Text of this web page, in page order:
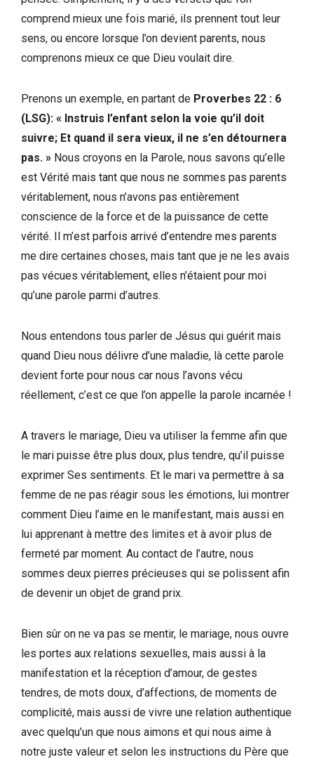
comprend mieux une fois marié, ils prennent tout leur
sens, ou encore lorsque l’on devient parents, nous
comprenons mieux ce que Dieu voulait dire.
Prenons un exemple, en partant de Proverbes 22 : 6
(LSG): « Instruis l’enfant selon la voie qu’il doit
suivre; Et quand il sera vieux, il ne s’en détournera
pas. » Nous croyons en la Parole, nous savons qu’elle
est Vérité mais tant que nous ne sommes pas parents
véritablement, nous n’avons pas entièrement
conscience de la force et de la puissance de cette
vérité. Il m’est parfois arrivé d’entendre mes parents
me dire certaines choses, mais tant que je ne les avais
pas vécues véritablement, elles n’étaient pour moi
qu’une parole parmi d’autres.
Nous entendons tous parler de Jésus qui guérit mais
quand Dieu nous délivre d’une maladie, là cette parole
devient forte pour nous car nous l’avons vécu
réellement, c’est ce que l’on appelle la parole incarnée !
A travers le mariage, Dieu va utiliser la femme afin que
le mari puisse être plus doux, plus tendre, qu’il puisse
exprimer Ses sentiments. Et le mari va permettre à sa
femme de ne pas réagir sous les émotions, lui montrer
comment Dieu l’aime en le manifestant, mais aussi en
lui apprenant à mettre des limites et à avoir plus de
fermeté par moment. Au contact de l’autre, nous
sommes deux pierres précieuses qui se polissent afin
de devenir un objet de grand prix.
Bien sûr on ne va pas se mentir, le mariage, nous ouvre
les portes aux relations sexuelles, mais aussi à la
manifestation et la réception d’amour, de gestes
tendres, de mots doux, d’affections, de moments de
complicité, mais aussi de vivre une relation authentique
avec quelqu’un que nous aimons et qui nous aime à
notre juste valeur et selon les instructions du Père que